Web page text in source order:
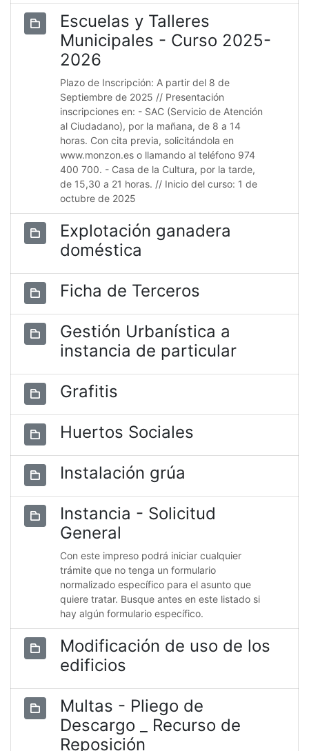
Escuelas y Talleres
Municipales - Curso 2025-
2026
Plazo de Inscripción: A partir del 8 de
Septiembre de 2025 // Presentación
inscripciones en: - SAC (Servicio de Atención
al Ciudadano), por la mañana, de 8 a 14
horas. Con cita previa, solicitándola en
www.monzon.es o llamando al teléfono 974
400 700. - Casa de la Cultura, por la tarde,
de 15,30 a 21 horas. // Inicio del curso: 1 de
octubre de 2025
Explotación ganadera
doméstica
Ficha de Terceros
Gestión Urbanística a
instancia de particular
Grafitis
Huertos Sociales
Instalación grúa
Instancia - Solicitud
General
Con este impreso podrá iniciar cualquier
trámite que no tenga un formulario
normalizado específico para el asunto que
quiere tratar. Busque antes en este listado si
hay algún formulario específico.
Modificación de uso de los
edificios
Multas - Pliego de
Descargo _ Recurso de
Reposición